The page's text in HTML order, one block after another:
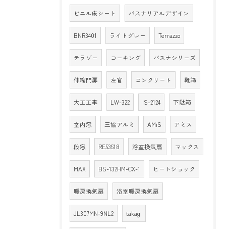
ビニル床シート バスナリアルデザイン
BNR3401 ライトグレー Terrazzo
テラゾー コーキング バスナシリーズ
伸縮門扉 左官 コンクリート 靴箱
大工工事 LW-322 IS-2124 下駄箱
室内窓 三協アルミ AMiS アミス
段窓 RE53518 浴室換気扇 マックス
MAX BS-132HM-CX-1 ヒートショック
暖房換気扇 浴室暖房換気扇
JL307MN-9NL2 takagi